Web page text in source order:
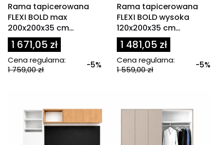
Rama tapicerowana
FLEXI BOLD max
200x200x35 cm
oliwkowa / zielona
1 671,05 zł
Cena regularna:
1 759,00 zł
-5%
Rama tapicerowana
FLEXI BOLD wysoka
120x200x35 cm
granatowa
1 481,05 zł
Cena regularna:
1 559,00 zł
-5%